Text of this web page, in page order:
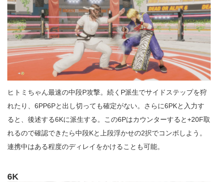
ヒトミちゃん最速の中段P攻撃。続くP派生でサイドステップを狩
れたり、6PP6Pと出し切っても確定がない。さらに6PKと入力す
ると、後述する6Kに派生する。この6Pはカウンターすると+20F取
れるので確認できたら中段Kと上段浮かせの2択でコンボしよう。
連携中はある程度のディレイをかけることも可能。
6K